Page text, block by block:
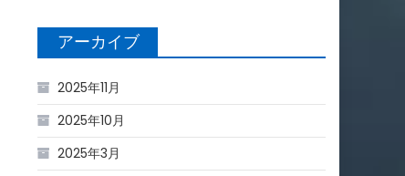
アーカイブ
2025年11月
2025年10月
2025年3月